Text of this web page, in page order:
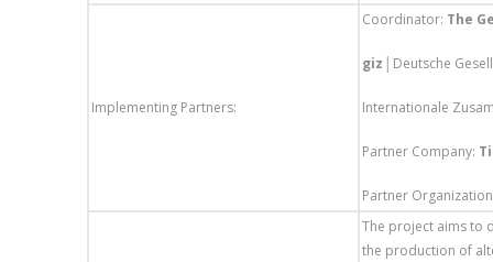
Implementing Partners:
Coordinator: The
giz │Deutsche
Internationale
Partner Company:
Partner
The project aims to
the production of